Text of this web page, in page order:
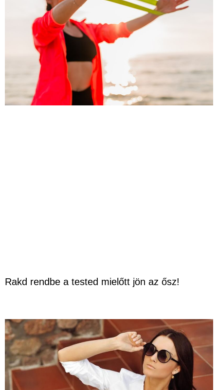
Rakd rendbe a tested mielőtt jön az ősz!